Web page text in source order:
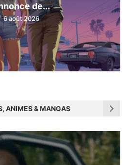
de...
6 août 2026
ANIMES & MANGAS